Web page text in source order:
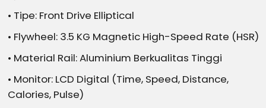
• Tipe: Front Drive Elliptical
• Flywheel: 3.5 KG Magnetic High-Speed Rate (HSR)
• Material Rail: Aluminium Berkualitas Tinggi
• Monitor: LCD Digital (Time, Speed, Distance,
Calories, Pulse)